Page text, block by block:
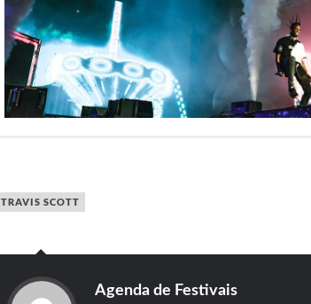
5th Release | General Admission (€264.99)
6th Release | General Admission (€289.19)
TRAVIS SCOTT
Agenda de Festivais